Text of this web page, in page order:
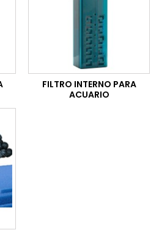
FILTRO INTERNO PARA
ACUARIO